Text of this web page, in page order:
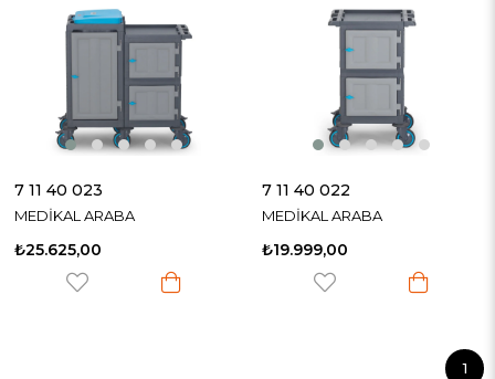
7 11 40 023
MEDİKAL ARABA
₺25.625,00
7 11 40 022
MEDİKAL ARABA
₺19.999,00
1